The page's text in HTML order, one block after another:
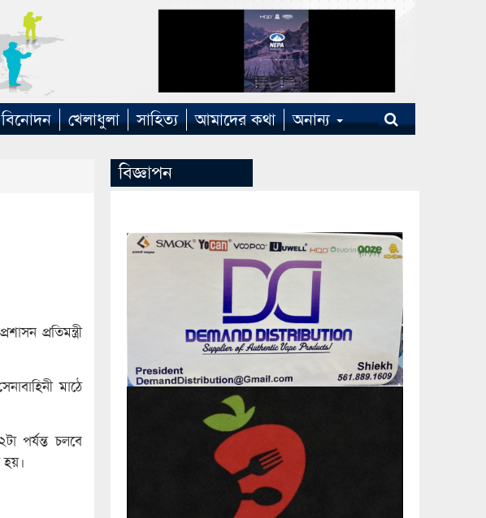
বিনোদন খেলাধুলা সাহিত্য আমাদের কথা অনান্য
প্রতিমন্ত্রী
মাঠে
পর্যন্ত চলবে
হয়।
বিজ্ঞাপন